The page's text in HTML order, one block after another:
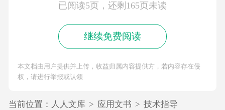
已阅读5页，还剩165页未读
继续免费阅读
本文档由用户提供并上传，收益归属内容提供方，若内容存在侵
权，请进行举报或认领
当前位置： 人人文库 > 应用文书 > 技术指导